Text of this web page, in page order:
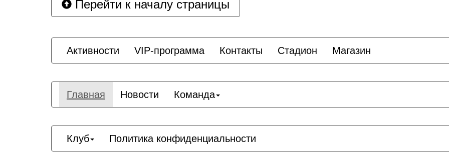
Перейти к началу страницы
Активности VIP-программа Контакты Стадион Магазин
Главная Новости Команда
Клуб Политика конфиденциальности